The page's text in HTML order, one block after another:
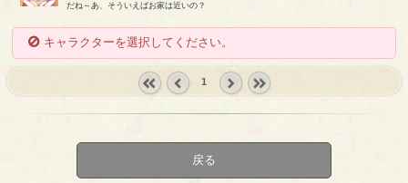
だね～あ、そういえばお家は近いの？
キャラクターを選択してください。
1
戻る